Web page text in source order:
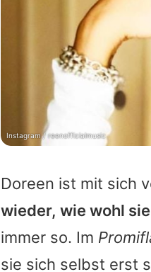
Doreen ist mit sich
wieder, wie wohl
immer so. Im
sie sich selbst erst
Instagram / reenofficialmusic